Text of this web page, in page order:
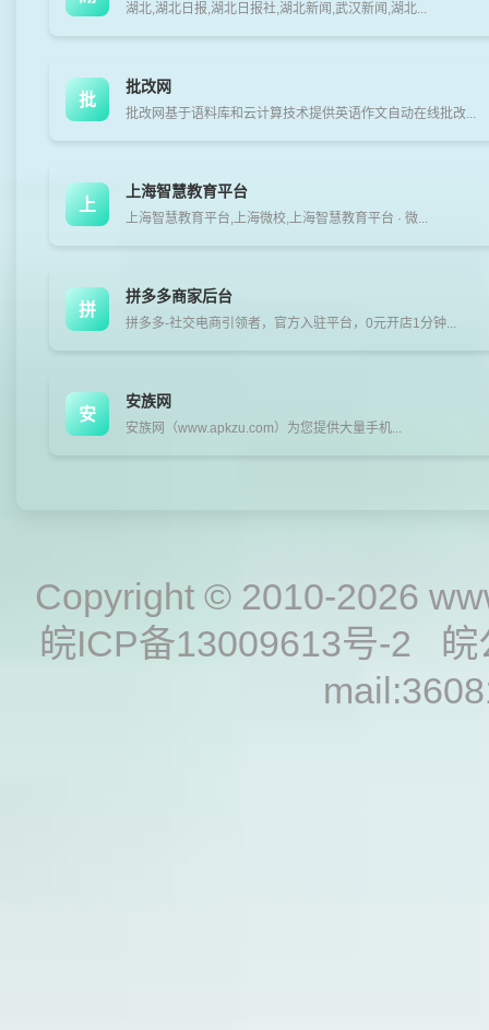
湖北,湖北日报,湖北日报社,湖北新闻,武汉新闻,湖北...
批
批改网
批改网基于语料库和云计算技术提供英语作文自动在线批改...
上
上海智慧教育平台
上海智慧教育平台,上海微校,上海智慧教育平台 · 微...
拼
拼多多商家后台
拼多多-社交电商引领者，官方入驻平台，0元开店1分钟...
安
安族网
安族网（www.apkzu.com）为您提供大量手机...
Copyright © 2010-2026
皖ICP备13009613号-2
皖